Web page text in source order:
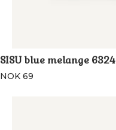
SISU blue melange 6324
NOK 69